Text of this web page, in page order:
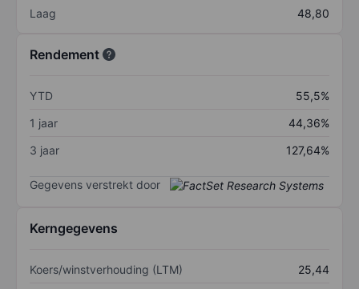
Laag
48,80
Rendement
YTD
55,5%
1 jaar
44,36%
3 jaar
127,64%
Gegevens verstrekt door
Kerngegevens
Koers/winstverhouding (LTM)
25,44